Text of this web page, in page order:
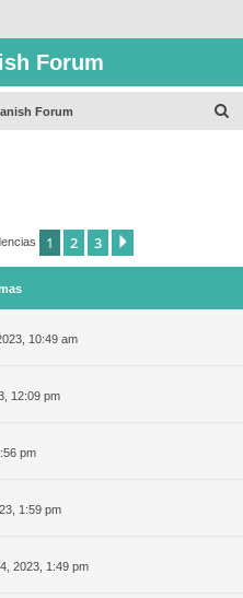
Forum
Forum
1 2 3
10:49 am
12:09 pm
pm
1:59 pm
2023, 1:49 pm